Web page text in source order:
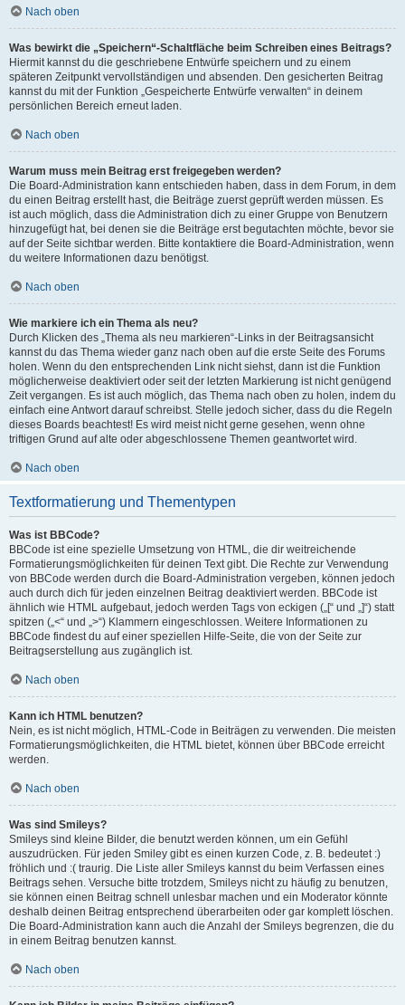
Nach oben
Was bewirkt die „Speichern“-Schaltfläche beim Schreiben eines Beitrags?
Hiermit kannst du die geschriebene Entwürfe speichern und zu einem
späteren Zeitpunkt vervollständigen und absenden. Den gesicherten Beitrag
kannst du mit der Funktion „Gespeicherte Entwürfe verwalten“ in deinem
persönlichen Bereich erneut laden.
Nach oben
Warum muss mein Beitrag erst freigegeben werden?
Die Board-Administration kann entschieden haben, dass in dem Forum, in dem
du einen Beitrag erstellt hast, die Beiträge zuerst geprüft werden müssen. Es
ist auch möglich, dass die Administration dich zu einer Gruppe von Benutzern
hinzugefügt hat, bei denen sie die Beiträge erst begutachten möchte, bevor sie
auf der Seite sichtbar werden. Bitte kontaktiere die Board-Administration, wenn
du weitere Informationen dazu benötigst.
Nach oben
Wie markiere ich ein Thema als neu?
Durch Klicken des „Thema als neu markieren“-Links in der Beitragsansicht
kannst du das Thema wieder ganz nach oben auf die erste Seite des Forums
holen. Wenn du den entsprechenden Link nicht siehst, dann ist die Funktion
möglicherweise deaktiviert oder seit der letzten Markierung ist nicht genügend
Zeit vergangen. Es ist auch möglich, das Thema nach oben zu holen, indem du
einfach eine Antwort darauf schreibst. Stelle jedoch sicher, dass du die Regeln
dieses Boards beachtest! Es wird meist nicht gerne gesehen, wenn ohne
triftigen Grund auf alte oder abgeschlossene Themen geantwortet wird.
Nach oben
Textformatierung und Thementypen
Was ist BBCode?
BBCode ist eine spezielle Umsetzung von HTML, die dir weitreichende
Formatierungsmöglichkeiten für deinen Text gibt. Die Rechte zur Verwendung
von BBCode werden durch die Board-Administration vergeben, können jedoch
auch durch dich für jeden einzelnen Beitrag deaktiviert werden. BBCode ist
ähnlich wie HTML aufgebaut, jedoch werden Tags von eckigen („[“ und „]“) statt
spitzen („<“ und „>“) Klammern eingeschlossen. Weitere Informationen zu
BBCode findest du auf einer speziellen Hilfe-Seite, die von der Seite zur
Beitragserstellung aus zugänglich ist.
Nach oben
Kann ich HTML benutzen?
Nein, es ist nicht möglich, HTML-Code in Beiträgen zu verwenden. Die meisten
Formatierungsmöglichkeiten, die HTML bietet, können über BBCode erreicht
werden.
Nach oben
Was sind Smileys?
Smileys sind kleine Bilder, die benutzt werden können, um ein Gefühl
auszudrücken. Für jeden Smiley gibt es einen kurzen Code, z. B. bedeutet :)
fröhlich und :( traurig. Die Liste aller Smileys kannst du beim Verfassen eines
Beitrags sehen. Versuche bitte trotzdem, Smileys nicht zu häufig zu benutzen,
sie können einen Beitrag schnell unlesbar machen und ein Moderator könnte
deshalb deinen Beitrag entsprechend überarbeiten oder gar komplett löschen.
Die Board-Administration kann auch die Anzahl der Smileys begrenzen, die du
in einem Beitrag benutzen kannst.
Nach oben